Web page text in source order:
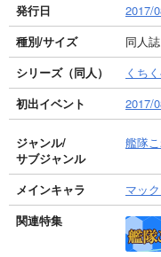
発行日
2017/
種別/サイズ
同人
シリーズ（同人）
くち
初出イベント
2017/
ジャンル/
サブジャンル
艦隊
メインキャラ マッ
関連特集